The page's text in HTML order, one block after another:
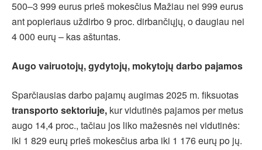
500–3 999 eurus prieš mokesčius Mažiau nei 999 eurus
ant popieriaus uždirbo 9 proc. dirbančiųjų, o daugiau nei
4 000 eurų – kas aštuntas.
Augo vairuotojų, gydytojų, mokytojų darbo pajamos
Sparčiausias darbo pajamų augimas 2025 m. fiksuotas
transporto sektoriuje, kur vidutinės pajamos per metus
augo 14,4 proc., tačiau jos liko mažesnės nei vidutinės:
iki 1 829 eurų prieš mokesčius arba iki 1 176 eurų po jų.